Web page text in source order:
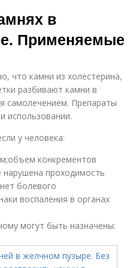
в
Применяемые
что камни из холестерина,
разбивают камни в
самолечением. Препараты
использовании.
у человека:
конкрементов
проходимость
болевого
воспаления в органах
могут быть назначены: